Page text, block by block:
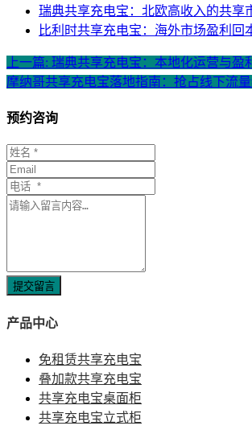
瑞典共享充电宝：北欧高收入的共享
比利时共享充电宝：海外市场盈利回
上一篇: 瑞典共享充电宝：本地化运营与盈
摩纳哥共享充电宝落地指南：抢占线下流量
预约咨询
提交留言
产品中心
免租赁共享充电宝
叠加款共享充电宝
共享充电宝桌面柜
共享充电宝立式柜